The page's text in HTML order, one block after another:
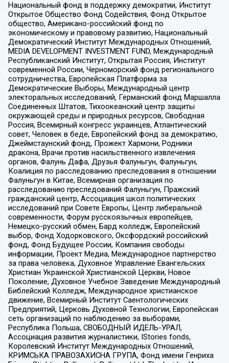
Национальный фонд в поддержку демократии, Институт
Открытое Общество Фонд Содействия, Фонд Открытое
общество, Американо-российский фонд по
экономическому и правовому развитию, Национальный
Демократический Институт Международных Отношений,
MEDIA DEVELOPMENT INVESTMENT FUND, Международный
Республиканский Институт, Открытая Россия, Институт
современной России, Черноморский фонд регионального
сотрудничества, Европейская Платформа за
Демократические Выборы, Международный центр
электоральных исследований, Германский фонд Маршалла
Соединенных Штатов, Тихоокеанский центр защиты
окружающей среды и природных ресурсов, Свободная
Россия, Всемирный конгресс украинцев, Атлантический
совет, Человек в беде, Европейский фонд за демократию,
Джеймстаунский фонд, Прожект Хармони, Родники
дракона, Врачи против насильственного извлечения
органов, Фалунь Дафа, Друзья Фалуньгун, Фалуньгун,
Коалиция по расследованию преследования в отношении
Фалуньгун в Китае, Всемирная организация по
расследованию преследований Фалуньгун, Пражский
гражданский центр, Ассоциация школ политических
исследований при Совете Европы, Центр либеральной
современности, Форум русскоязычных европейцев,
Немецко-русский обмен, Бард колледж, Европейский
выбор, Фонд Ходорковского, Оксфордский российский
фонд, Фонд Будущее России, Компания свободы
информации, Проект Медиа, Международное партнерство
за права человека, Духовное Управление Евангельских
Христиан Украинской Христианской Церкви, Новое
Поколение, Духовное Учебное Заведение Международный
Библейский Колледж, Международное христианское
движение, Всемирный Институт Саентологических
Предприятий, Церковь Духовной Технологии, Европейская
сеть организаций по наблюдению за выборами,
Республика Польша, СВОБОДНЫЙ ИДЕЛЬ-УРАЛ,
Ассоциация развития журналистики, IStories fonds,
Королевский Институт Международных Отношений,
КРИМСЬКА ПРАВОЗАХИСНА ГРУПА, Фонд имени Генриха